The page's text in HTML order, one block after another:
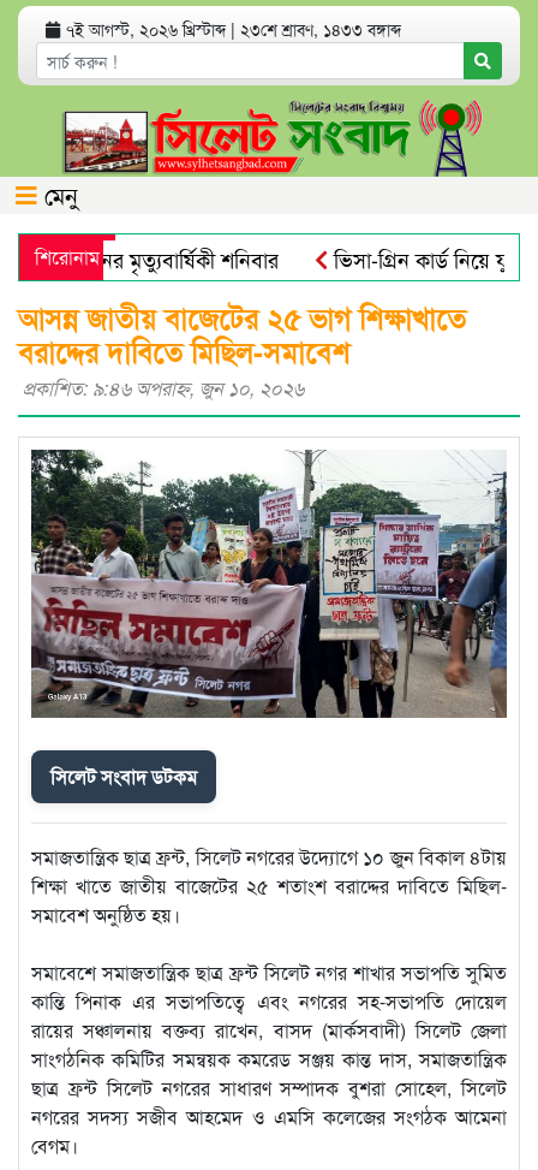
৭ই আগস্ট, ২০২৬ খ্রিস্টাব্দ | ২৩শে শ্রাবণ, ১৪৩৩ বঙ্গাব্দ
মেনু
শিরোনাম
খানের মৃত্যুবার্ষিকী শনিবার
ভিসা-গ্রিন কার্ড নিয়ে
নতুন বাংলাদেশের পথচলা শুরু হবে জুলাই
আসন্ন জাতীয় বাজেটের ২৫ ভাগ শিক্ষাখাতে
বরাদ্দের দাবিতে মিছিল-সমাবেশ
প্রকাশিত: ৯:৪৬ অপরাহ্ণ, জুন ১০, ২০২৬
সিলেট সংবাদ ডটকম
‎সমাজতান্ত্রিক ছাত্র ফ্রন্ট, সিলেট নগরের উদ্যোগে ১০ জুন বিকাল ৪টায়
শিক্ষা খাতে জাতীয় বাজেটের ২৫ শতাংশ বরাদ্দের দাবিতে মিছিল-
সমাবেশ অনুষ্ঠিত হয়।
‎সমাবেশে সমাজতান্ত্রিক ছাত্র ফ্রন্ট সিলেট নগর শাখার সভাপতি সুমিত
কান্তি পিনাক এর সভাপতিত্বে এবং নগরের সহ-সভাপতি দোয়েল
রায়ের সঞ্চালনায় বক্তব্য রাখেন, বাসদ (মার্কসবাদী) সিলেট জেলা
সাংগঠনিক কমিটির সমন্বয়ক কমরেড সঞ্জয় কান্ত দাস, সমাজতান্ত্রিক
ছাত্র ফ্রন্ট সিলেট নগরের সাধারণ সম্পাদক বুশরা সোহেল, সিলেট
নগরের সদস্য সজীব আহমেদ ও এমসি কলেজের সংগঠক আমেনা
বেগম।